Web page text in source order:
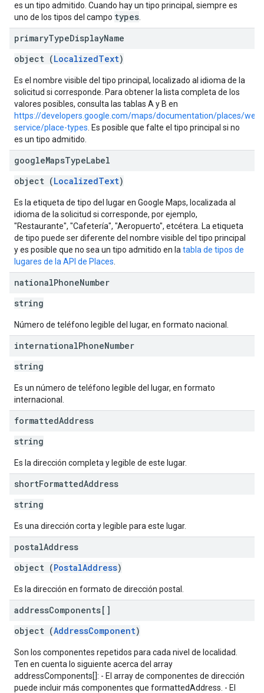
es un tipo admitido. Cuando hay un tipo principal, siempre es
uno de los tipos del campo types
primaryTypeDisplayName
object (LocalizedText)
Es el nombre visible del tipo principal, localizado al idioma de la
solicitud si corresponde. Para obtener la lista completa de los
valores posibles, consulta las tablas A y B en
https://developers.google.com/maps/documentation/places/web-
service/place-types . Es posible que falte el tipo principal si no
es un tipo admitido.
googleMapsTypeLabel
object (LocalizedText)
Es la etiqueta de tipo del lugar en Google Maps, localizada al
idioma de la solicitud si corresponde, por ejemplo,
"Restaurante", "Cafetería", "Aeropuerto", etcétera. La etiqueta
de tipo puede ser diferente del nombre visible del tipo principal
y es posible que no sea un tipo admitido en la tabla de tipos de
lugares de la API de Places
nationalPhoneNumber
string
Número de teléfono legible del lugar, en formato nacional.
internationalPhoneNumber
string
Es un número de teléfono legible del lugar, en formato
internacional.
formattedAddress
string
Es la dirección completa y legible de este lugar.
shortFormattedAddress
string
Es una dirección corta y legible para este lugar.
postalAddress
object (PostalAddress)
Es la dirección en formato de dirección postal.
addressComponents[]
object (AddressComponent)
Son los componentes repetidos para cada nivel de localidad.
Ten en cuenta lo siguiente acerca del array
addressComponents[]: - El array de componentes de dirección
puede incluir más componentes que formattedAddress. - El